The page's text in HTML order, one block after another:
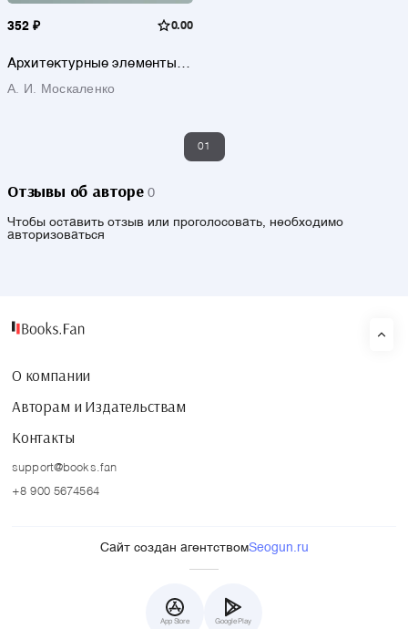
352 ₽ 0.00
Архитектурные элементы.
технического состояния
А. И. Москаленко
01
Отзывы об авторе 0
Чтобы оставить отзыв или проголосовать, необходимо
авторизоваться
О компании
Авторам и Издательствам
Контакты
support@books.fan
+8 900 5674564
Сайт создан агентствомSeogun.ru
App Store Google Play